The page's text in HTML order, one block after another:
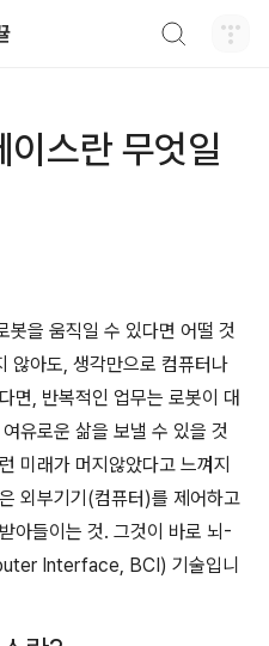
스란 무엇일
봇을 움직일 수 있다면 어떨 것
않아도, 생각만으로 컴퓨터나
면, 반복적인 업무는 로봇이 대
유로운 삶을 보낼 수 있을 것
미래가 머지않았다고 느껴지
외부기기(컴퓨터)를 제어하고
아들이는 것. 그것이 바로 뇌-
Interface, BCI) 기술입니